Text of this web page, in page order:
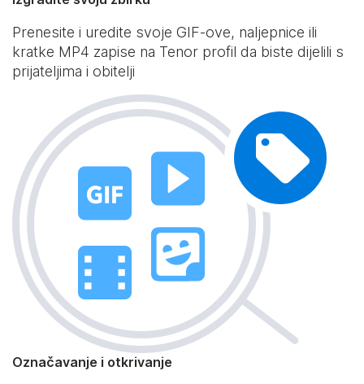
Prenesite i uredite svoje GIF-ove, naljepnice ili
kratke MP4 zapise na Tenor profil da biste dijelili s
prijateljima i obitelji
Označavanje i otkrivanje